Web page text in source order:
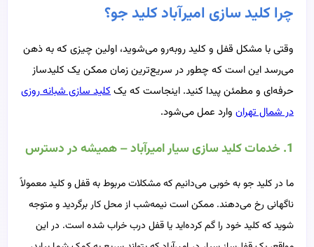
چرا کلید سازی امیرآباد کلید جو؟
وقتی با مشکل قفل و کلید روبه‌رو می‌شوید، اولین چیزی که به ذهن
می‌رسد این است که چطور در سریع‌ترین زمان ممکن یک کلیدساز
حرفه‌ای و مطمئن پیدا کنید. اینجاست که یککلید سازی شبانه روزی
در شمال تهران وارد عمل می‌شود.
1. خدمات کلید سازی سیار امیرآباد – همیشه در دسترس
ما در کلید جو به خوبی می‌دانیم که مشکلات مربوط به قفل و کلید معمولاً
ناگهانی رخ می‌دهند. ممکن است نیمه‌شب از محل کار برگردید و متوجه
شوید که کلید خود را گم کرده‌اید یا قفل درب خراب شده است. در این